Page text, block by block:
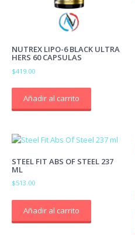
NUTREX LIPO-6 BLACK ULTRA
HERS 60 CAPSULAS
$419.00
Añadir al carrito
STEEL FIT ABS OF STEEL 237
ML
$513.00
Añadir al carrito